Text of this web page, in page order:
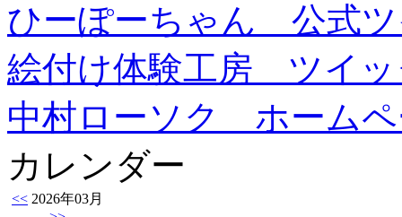
ひーぽーちゃん 公式ツ
絵付け体験工房 ツイッ
中村ローソク ホーム
カレンダー
<< 2026年03月